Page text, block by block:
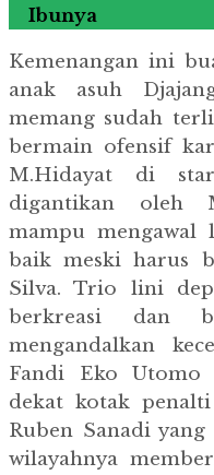
Ibunya
Kemenangan ini
anak asuh
memang sudah
bermain ofensif
M.Hidayat di
digantikan oleh
mampu mengawal
baik meski harus
Silva. Trio lini
berkreasi dan
mengandalkan
Fandi Eko
dekat kotak
Ruben Sanadi
wilayahnya